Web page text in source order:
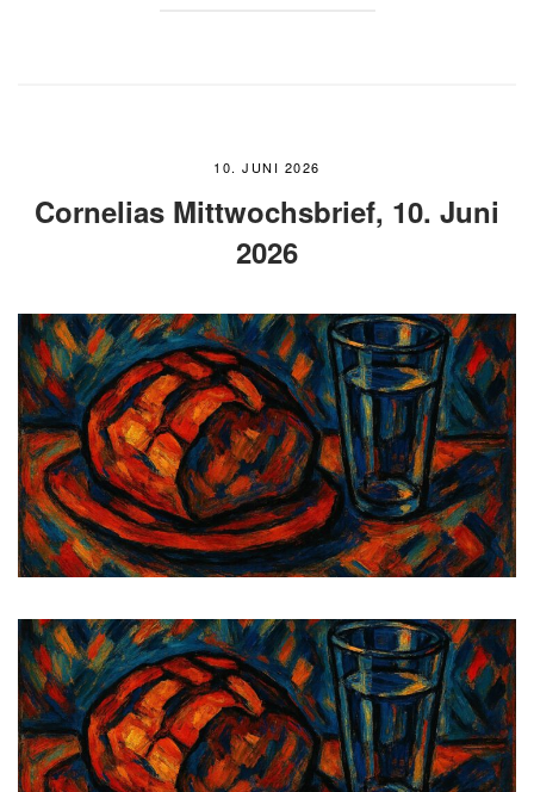
10. JUNI 2026
Cornelias Mittwochsbrief, 10. Juni
2026